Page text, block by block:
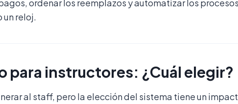
ordenar los reemplazos y automatizar los procesos
un reloj.
para instructores: ¿Cuál elegir?
al staff, pero la elección del sistema tiene un